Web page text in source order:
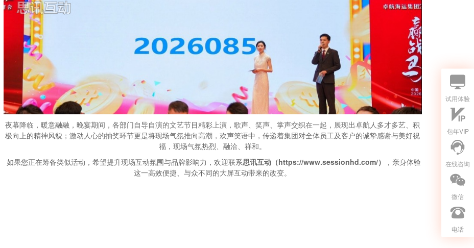
夜幕降临，暖意融融，晚宴期间，各部门自导自演的文艺节目精彩上演，歌声、笑声、掌声交织在一起，展现出卓航人多才多艺、积
极向上的精神风貌；激动人心的抽奖环节更是将现场气氛推向高潮，欢声笑语中，传递着集团对全体员工及客户的诚挚感谢与美好祝
福，现场气氛热烈、融洽、祥和。
如果您正在筹备类似活动，希望提升现场互动氛围与品牌影响力，欢迎联系思讯互动（https://www.sessionhd.com/）
，亲身体验
这一高效便捷、与众不同的大屏互动带来的改变。
试用体验
包年VIP
在线咨询
微信
电话